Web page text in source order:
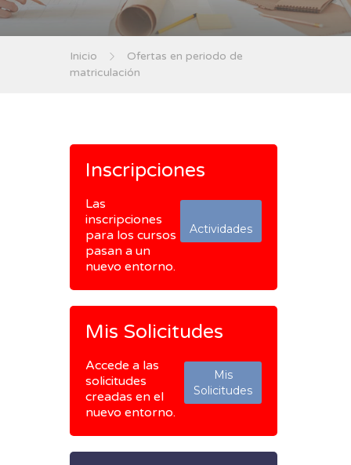
Inicio
Ofertas en periodo de
matriculación
Inscripciones
Las
inscripciones
para los cursos
pasan a un
nuevo entorno.
Actividades
Mis Solicitudes
Accede a las
solicitudes
creadas en el
nuevo entorno.
Mis
Solicitudes